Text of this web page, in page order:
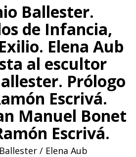
Ballester.
de Infancia,
Elena Aub
al escultor
Prólogo
Escrivá.
Manuel Bonet
Escrivá.
/ Elena Aub